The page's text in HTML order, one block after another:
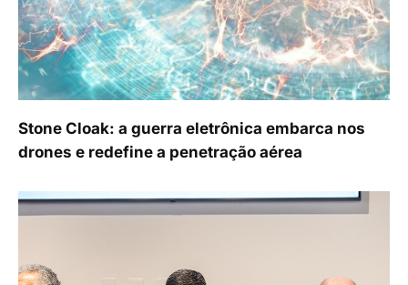
Stone Cloak: a guerra eletrônica embarca nos
drones e redefine a penetração aérea